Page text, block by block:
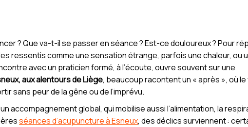
? Que va-t-il se passer en séance ? Est-ce douloureux ? Pour
ressentis comme une sensation étrange, parfois une chaleur, ou
avec un praticien formé, à l’écoute, ouvre souvent sur une
aux alentours de Liège, beaucoup racontent un « après », où
sans peur de la gêne ou de l’imprévu.
accompagnement global, qui mobilise aussi l’alimentation, la
séances d’acupuncture à Esneux, des déclics surviennent :